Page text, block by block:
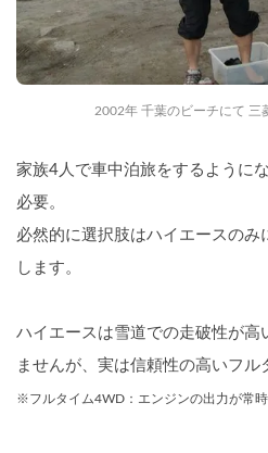
2002年 千葉のビーチにて 三
家族4人で車中泊旅をするように
必要。
必然的に選択肢はハイエースのみ
します。
ハイエースは雪道での走破性が高
ませんが、実は信頼性の高いフル
※フルタイム4WD：エンジンの出力が常